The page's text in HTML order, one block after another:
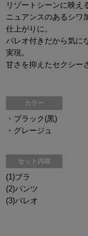
リゾートシーンに映え
ニュアンスのあるシワ
仕上がりに。
パレオ付きだから気に
実現。
甘さを抑えたセクシー
カラー
・ブラック(黒)
・グレージュ
セット内容
(1)ブラ
(2)パンツ
(3)パレオ